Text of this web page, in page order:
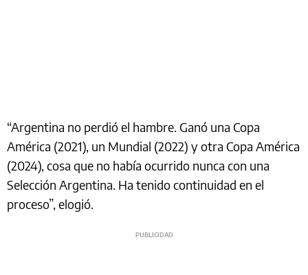
“Argentina no perdió el hambre. Ganó una Copa
América (2021), un Mundial (2022) y otra Copa América
(2024), cosa que no había ocurrido nunca con una
Selección Argentina. Ha tenido continuidad en el
proceso”, elogió.